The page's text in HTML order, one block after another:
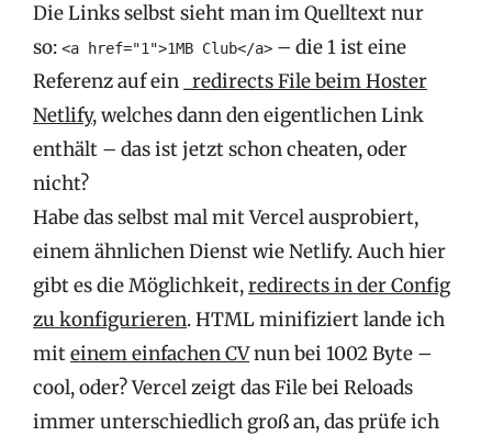
Die Links selbst sieht man im Quelltext nur
so: <a href="1">1MB Club</a> – die 1 ist eine
Referenz auf ein _redirects File beim Hoster
Netlify, welches dann den eigentlichen Link
enthält – das ist jetzt schon cheaten, oder
nicht?
Habe das selbst mal mit Vercel ausprobiert,
einem ähnlichen Dienst wie Netlify. Auch hier
gibt es die Möglichkeit,redirects in der Config
zu konfigurieren. HTML minifiziert lande ich
miteinem einfachen CVnun bei 1002 Byte –
cool, oder? Vercel zeigt das File bei Reloads
immer unterschiedlich groß an, das prüfe ich